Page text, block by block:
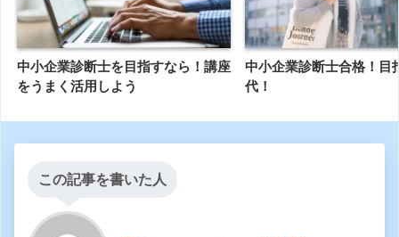
中小企業診断士を目指すなら！講座
をうまく活用しよう
中小企業診断士合格！目
代！
この記事を書いた人